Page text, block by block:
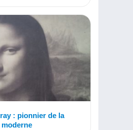
: pionnier de la